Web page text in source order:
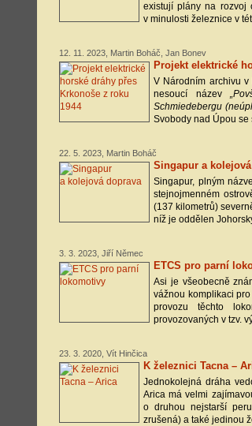
existují plány na rozvoj
v minulosti železnice v
12. 11. 2023, Martin Boháč, Jan Bonev
Projekt elektrické
V Národním archivu
nesoucí název
Schmiedebergu
Svobody nad Úpou se
22. 5. 2023, Martin Boháč
Singapur a
Singapur, plným
stejnojmenném
(137 kilometrů)
níž je oddělen
3. 3. 2023, Jiří Němec
ETCS pro parní
Asi je všeobecně
vážnou komplikaci
provozu těchto
provozovaných v tzv.
23. 3. 2020, Vít Hinčica
K železnici Tacna –
Jednokolejná dráha
Arica má velmi
o druhou nejstarší
zrušená) a také jedinou